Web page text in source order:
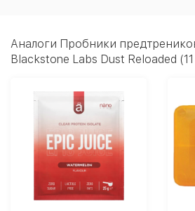
Аналоги Пробники
Blackstone Labs Dust Reloaded (11